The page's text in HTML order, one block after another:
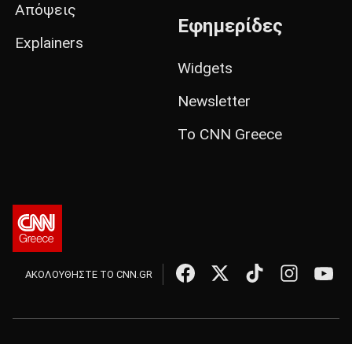
Απόψεις
Explainers
Εφημερίδες
Widgets
Newsletter
Το CNN Greece
ΑΚΟΛΟΥΘΗΣΤΕ ΤΟ CNN.GR